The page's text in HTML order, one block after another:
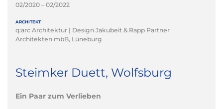
02/2020 – 02/2022
ARCHITEKT
q:arc Architektur | Design Jakubeit & Rapp Partner
Architekten mbB, Lüneburg
Steimker Duett, Wolfsburg
Ein Paar zum Verlieben